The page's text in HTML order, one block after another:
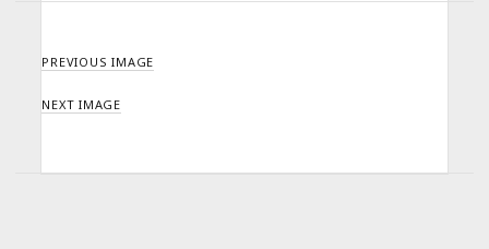
PREVIOUS IMAGE
NEXT IMAGE